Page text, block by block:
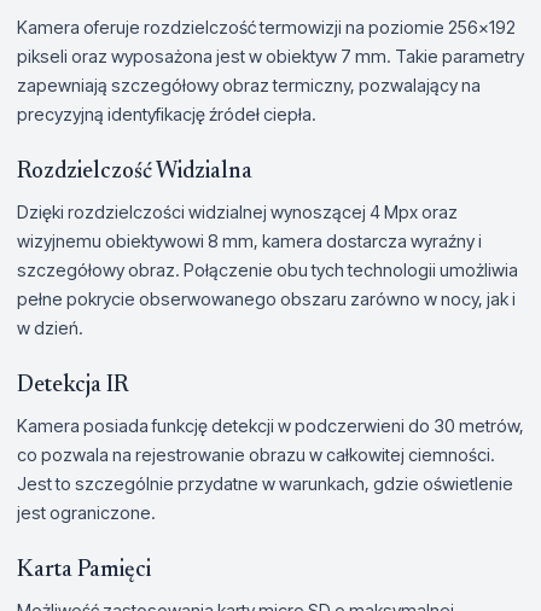
Kamera oferuje rozdzielczość termowizji na poziomie 256x192
pikseli oraz wyposażona jest w obiektyw 7 mm. Takie parametry
zapewniają szczegółowy obraz termiczny, pozwalający na
precyzyjną identyfikację źródeł ciepła.
Rozdzielczość Widzialna
Dzięki rozdzielczości widzialnej wynoszącej 4 Mpx oraz
wizyjnemu obiektywowi 8 mm, kamera dostarcza wyraźny i
szczegółowy obraz. Połączenie obu tych technologii umożliwia
pełne pokrycie obserwowanego obszaru zarówno w nocy, jak i
w dzień.
Detekcja IR
Kamera posiada funkcję detekcji w podczerwieni do 30 metrów,
co pozwala na rejestrowanie obrazu w całkowitej ciemności.
Jest to szczególnie przydatne w warunkach, gdzie oświetlenie
jest ograniczone.
Karta Pamięci